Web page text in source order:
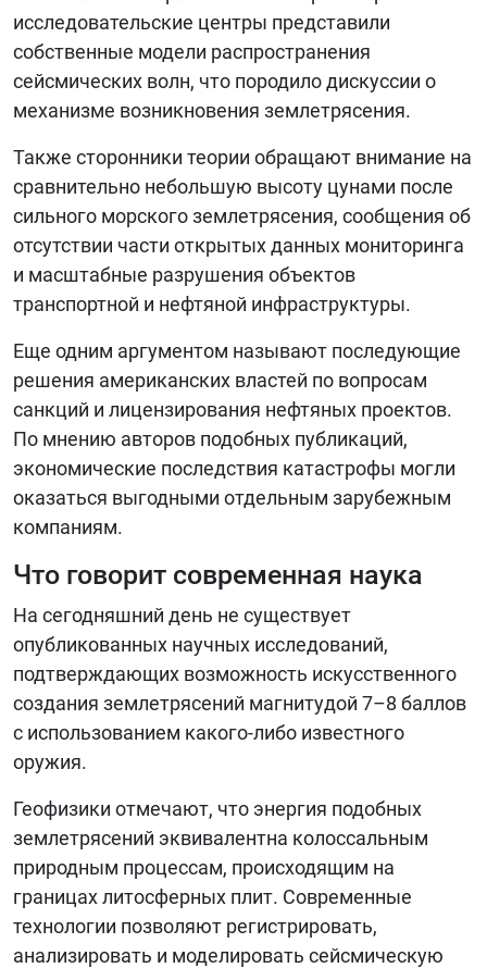
исследовательские центры представили
собственные модели распространения
сейсмических волн, что породило дискуссии о
механизме возникновения землетрясения.
Также сторонники теории обращают внимание на
сравнительно небольшую высоту цунами после
сильного морского землетрясения, сообщения об
отсутствии части открытых данных мониторинга
и масштабные разрушения объектов
транспортной и нефтяной инфраструктуры.
Еще одним аргументом называют последующие
решения американских властей по вопросам
санкций и лицензирования нефтяных проектов.
По мнению авторов подобных публикаций,
экономические последствия катастрофы могли
оказаться выгодными отдельным зарубежным
компаниям.
Что говорит современная наука
На сегодняшний день не существует
опубликованных научных исследований,
подтверждающих возможность искусственного
создания землетрясений магнитудой 7–8 баллов
с использованием какого-либо известного
оружия.
Геофизики отмечают, что энергия подобных
землетрясений эквивалентна колоссальным
природным процессам, происходящим на
границах литосферных плит. Современные
технологии позволяют регистрировать,
анализировать и моделировать сейсмическую